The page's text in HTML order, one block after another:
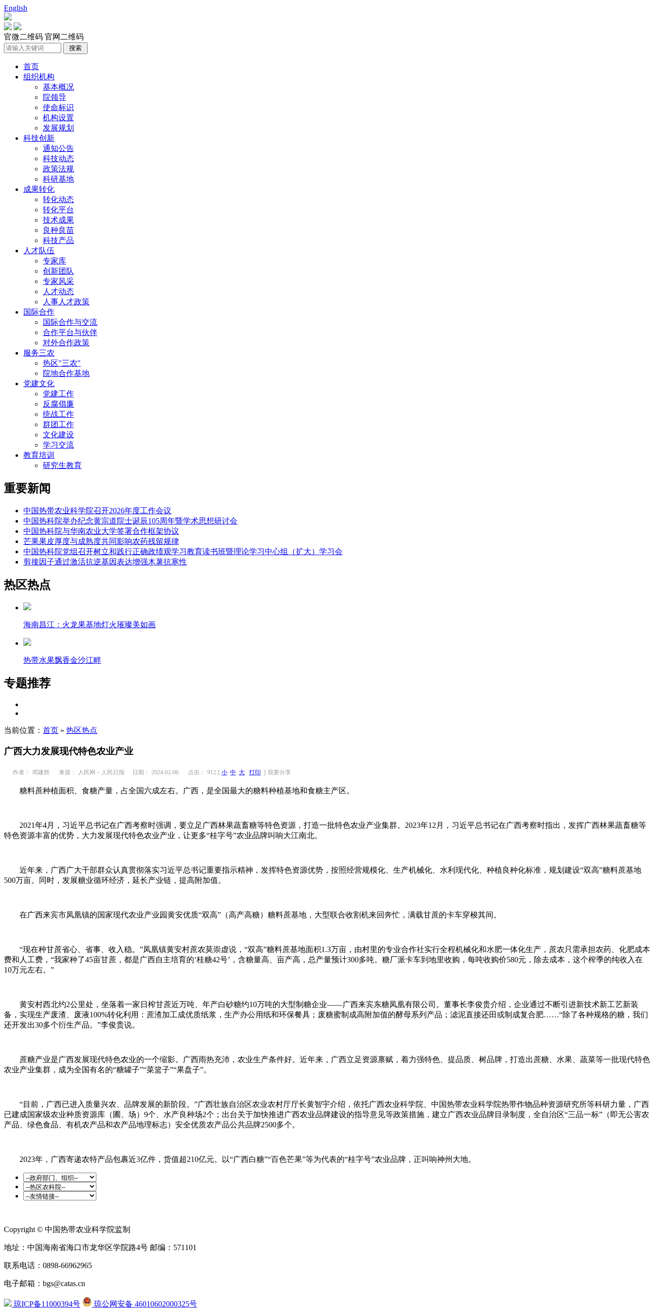
English
官微二维码 官网二维码
首页
组织机构
基本概况
院领导
使命标识
机构设置
发展规划
科技创新
通知公告
科技动态
政策法规
科研基地
成果转化
转化动态
转化平台
技术成果
良种良苗
科技产品
人才队伍
专家库
创新团队
专家风采
人才动态
人事人才政策
国际合作
国际合作与交流
合作平台与伙伴
对外合作政策
服务三农
热区"三农"
院地合作基地
党建文化
党建工作
反腐倡廉
统战工作
群团工作
文化建设
学习交流
教育培训
研究生教育
重要新闻
中国热带农业科学院召开2026年度工作会议
中国热科院举办纪念黄宗道院士诞辰105周年暨学术思想研讨会
中国热科院与华南农业大学签署合作框架协议
芒果果皮厚度与成熟度共同影响农药残留规律
中国热科院党组召开树立和践行正确政绩观学习教育读书班暨理论学习中心组（扩大）学习会
剪接因子通过激活抗逆基因表达增强木薯抗寒性
热区热点
海南昌江：火龙果基地灯火璀璨美如画
热带水果飘香金沙江畔
专题推荐
当前位置： 首页 » 热区热点
广西大力发展现代特色农业产业
作者： 邓建胜 来源： 人民网－人民日报 日期： 2024-02-06 点击： 912 [ 小 中 大 打印 ] 我要分享
糖料蔗种植面积、食糖产量，占全国六成左右。广西，是全国最大的糖料种植基地和食糖主产区。
2021年4月，习近平总书记在广西考察时强调，要立足广西林果蔬畜糖等特色资源，打造一批特色农业产业集群。2023年12月，习近平总书记在广西考察时指出，发挥广西林果蔬畜糖等
特色资源丰富的优势，大力发展现代特色农业产业，让更多“桂字号”农业品牌叫响大江南北。
近年来，广西广大干部群众认真贯彻落实习近平总书记重要指示精神，发挥特色资源优势，按照经营规模化、生产机械化、水利现代化、种植良种化标准，规划建设“双高”糖料蔗基地
500万亩。同时，发展糖业循环经济，延长产业链，提高附加值。
在广西来宾市凤凰镇的国家现代农业产业园黄安优质“双高”（高产高糖）糖料蔗基地，大型联合收割机来回奔忙，满载甘蔗的卡车穿梭其间。
“现在种甘蔗省心、省事、收入稳。”凤凰镇黄安村蔗农莫崇虚说，“双高”糖料蔗基地面积1.3万亩，由村里的专业合作社实行全程机械化和水肥一体化生产，蔗农只需承担农药、化肥成本
费和人工费，“我家种了45亩甘蔗，都是广西自主培育的‘桂糖42号’，含糖量高、亩产高，总产量预计300多吨。糖厂派卡车到地里收购，每吨收购价580元，除去成本，这个榨季的纯收入在
10万元左右。”
黄安村西北约2公里处，坐落着一家日榨甘蔗近万吨、年产白砂糖约10万吨的大型制糖企业——广西来宾东糖凤凰有限公司。董事长李俊贵介绍，企业通过不断引进新技术新工艺新装
备，实现生产废渣、废液100%转化利用：蔗渣加工成优质纸浆，生产办公用纸和环保餐具；废糖蜜制成高附加值的酵母系列产品；滤泥直接还田或制成复合肥……“除了各种规格的糖，我们
还开发出30多个衍生产品。”李俊贵说。
蔗糖产业是广西发展现代特色农业的一个缩影。广西雨热充沛，农业生产条件好。近年来，广西立足资源禀赋，着力强特色、提品质、树品牌，打造出蔗糖、水果、蔬菜等一批现代特色
农业产业集群，成为全国有名的“糖罐子”“菜篮子”“果盘子”。
“目前，广西已进入质量兴农、品牌发展的新阶段。”广西壮族自治区农业农村厅厅长黄智宇介绍，依托广西农业科学院、中国热带农业科学院热带作物品种资源研究所等科研力量，广西
已建成国家级农业种质资源库（圃、场）9个、水产良种场2个；出台关于加快推进广西农业品牌建设的指导意见等政策措施，建立广西农业品牌目录制度，全自治区“三品一标”（即无公害农
产品、绿色食品、有机农产品和农产品地理标志）安全优质农产品公共品牌2500多个。
2023年，广西寄递农特产品包裹近3亿件，货值超210亿元。以“广西白糖”“百色芒果”等为代表的“桂字号”农业品牌，正叫响神州大地。
Copyright © 中国热带农业科学院监制
地址：中国海南省海口市龙华区学院路4号 邮编：571101
联系电话：0898-66962965
电子邮箱：bgs@catas.cn
琼ICP备11000394号 琼公网安备 46010602000325号